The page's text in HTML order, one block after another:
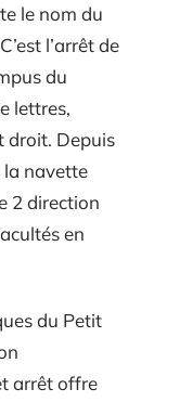
le nom du
l’arrêt de
du
lettres,
droit. Depuis
la navette
2 direction
en
du Petit
arrêt offre